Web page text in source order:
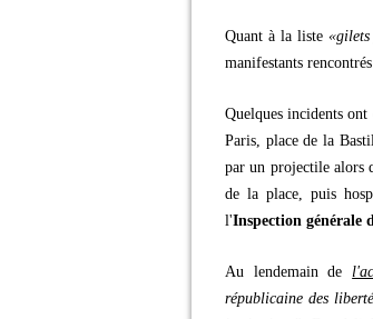
Quant à la liste «gilets
manifestants
Quelques incidents
Paris, place de la
par un projectile alors
de la place, puis
l'Inspection générale
Au lendemain de
républicaine des